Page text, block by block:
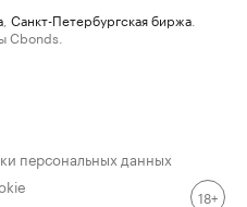
Санкт-Петербургская биржа
Cbonds.
персональных данных
18+